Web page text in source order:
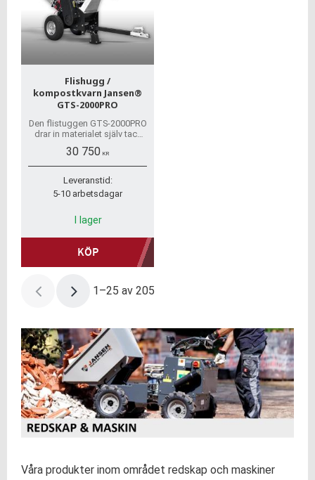
Flishugg /
kompostkvarn Jansen®
GTS-2000PRO
Den flistuggen GTS-2000PRO
drar in materialet själv tack
roterar på den tunga trumma
och ett motskär.
30 750 KR
Leveranstid:
5-10 arbetsdagar
I lager
KÖP
1–25 av 205
Våra produkter inom området redskap och maskiner